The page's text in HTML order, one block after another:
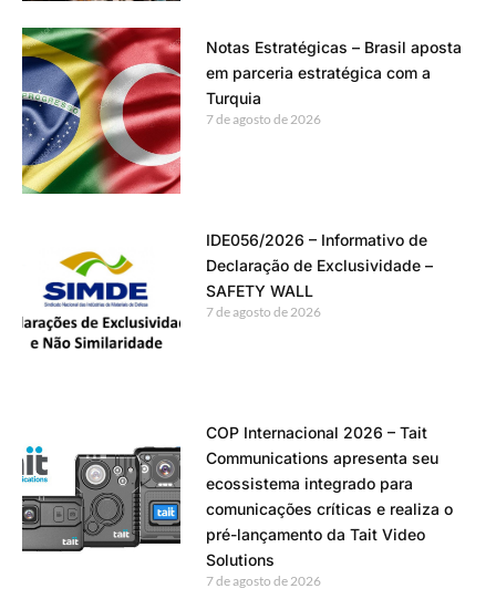
Notas Estratégicas – Brasil aposta
em parceria estratégica com a
Turquia
7 de agosto de 2026
IDE056/2026 – Informativo de
Declaração de Exclusividade –
SAFETY WALL
7 de agosto de 2026
COP Internacional 2026 – Tait
Communications apresenta seu
ecossistema integrado para
comunicações críticas e realiza o
pré-lançamento da Tait Video
Solutions
7 de agosto de 2026